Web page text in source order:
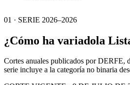
01 · SERIE 2026–2026
¿Cómo ha variadola
Cortes anuales publicados por DERFE,
serie incluye a la categoría no binaria